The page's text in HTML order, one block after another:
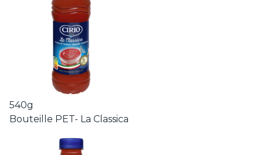
540g
Bouteille PET- La Classica